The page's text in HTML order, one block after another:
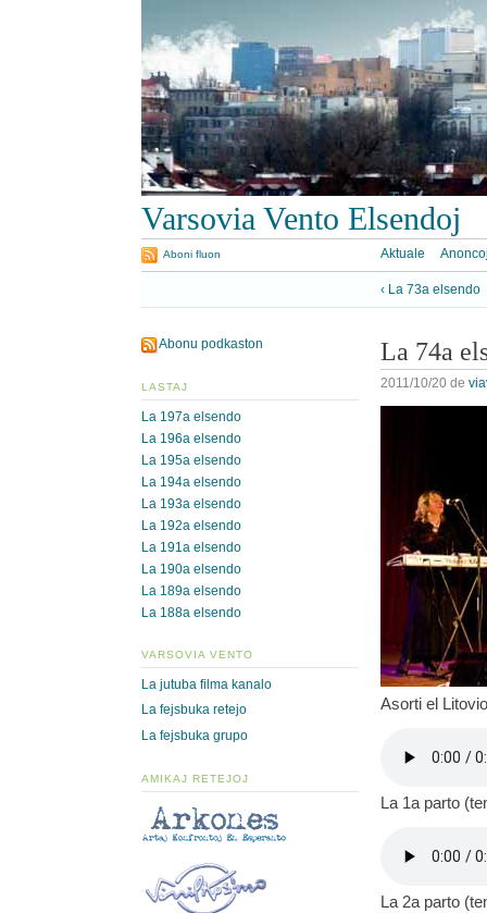
Varsovia Vento Elsendoj
Aktuale
Aboni fluon
‹ La 73a elsendo
La 74a
2011/10/20 de
Asorti el Litovio
La 1a parto
La 2a parto
Abonu podkaston
LASTAJ
La 197a elsendo
La 196a elsendo
La 195a elsendo
La 194a elsendo
La 193a elsendo
La 192a elsendo
La 191a elsendo
La 190a elsendo
La 189a elsendo
La 188a elsendo
VARSOVIA VENTO
La jutuba filma kanalo
La fejsbuka retejo
La fejsbuka grupo
AMIKAJ RETEJOJ